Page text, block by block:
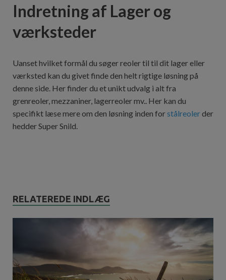
Indretning af Lager og
værksteder
Uanset hvilket formål du søger reoler til til dit lager eller
værksted kan du givet finde den helt rigtige løsning på
denne side. Her finder du et unikt udvalg i alt fra
grenreoler, mezzaniner, lagerreoler mv.. Her kan du
specifikt læse mere om den løsning inden forstålreolerder
hedder Super Snild.
RELATEREDE INDLÆG